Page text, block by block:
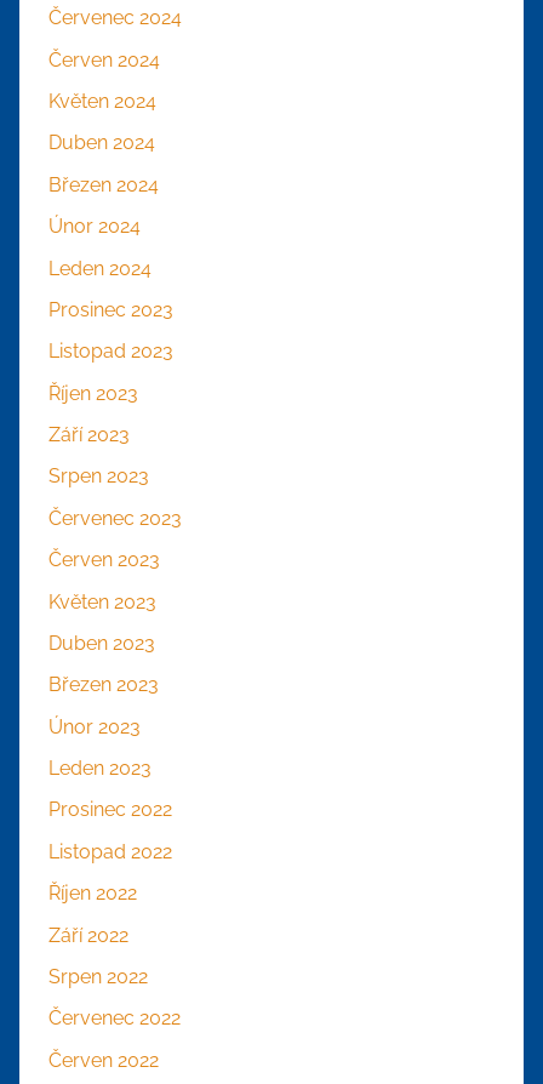
Červenec 2024
Červen 2024
Květen 2024
Duben 2024
Březen 2024
Únor 2024
Leden 2024
Prosinec 2023
Listopad 2023
Říjen 2023
Září 2023
Srpen 2023
Červenec 2023
Červen 2023
Květen 2023
Duben 2023
Březen 2023
Únor 2023
Leden 2023
Prosinec 2022
Listopad 2022
Říjen 2022
Září 2022
Srpen 2022
Červenec 2022
Červen 2022